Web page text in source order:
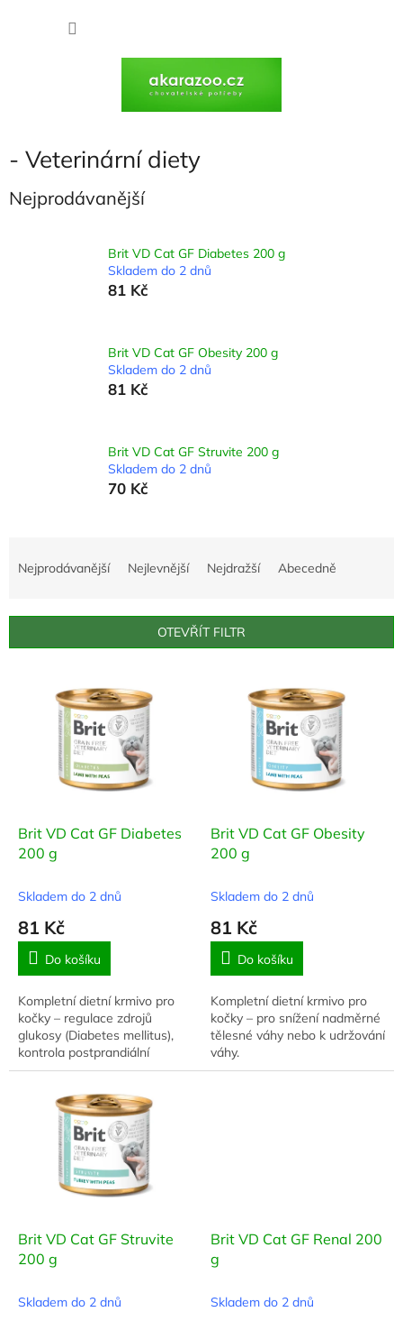
- Veterinární diety
Nejprodávanější
Brit VD Cat GF Diabetes 200 g
Skladem do 2 dnů
81 Kč
Brit VD Cat GF Obesity 200 g
Skladem do 2 dnů
81 Kč
Brit VD Cat GF Struvite 200 g
Skladem do 2 dnů
70 Kč
í
Nejprodávanější Nejlevnější Nejdražší Abecedně
OTEVŘÍT FILTR
Brit VD Cat GF Diabetes
200 g
Skladem do 2 dnů
81 Kč
Do košíku
Kompletní dietní krmivo pro
kočky – regulace zdrojů
glukosy (Diabetes mellitus),
kontrola postprandiální
glykémie u koček léčených na
hladina mono- a...
Brit VD Cat GF Obesity
200 g
Skladem do 2 dnů
81 Kč
Do košíku
Kompletní dietní krmivo pro
kočky – pro snížení nadměrné
tělesné váhy nebo k udržování
váhy.
Brit VD Cat GF Struvite
200 g
Skladem do 2 dnů
Brit VD Cat GF Renal 200
g
Skladem do 2 dnů